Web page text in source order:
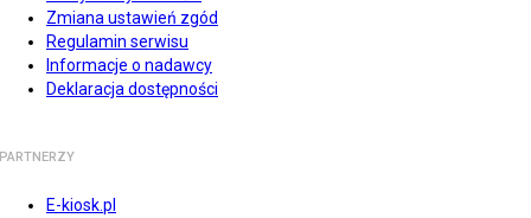
Zmiana ustawień zgód
Regulamin serwisu
Informacje o nadawcy
Deklaracja dostępności
PARTNERZY
E-kiosk.pl